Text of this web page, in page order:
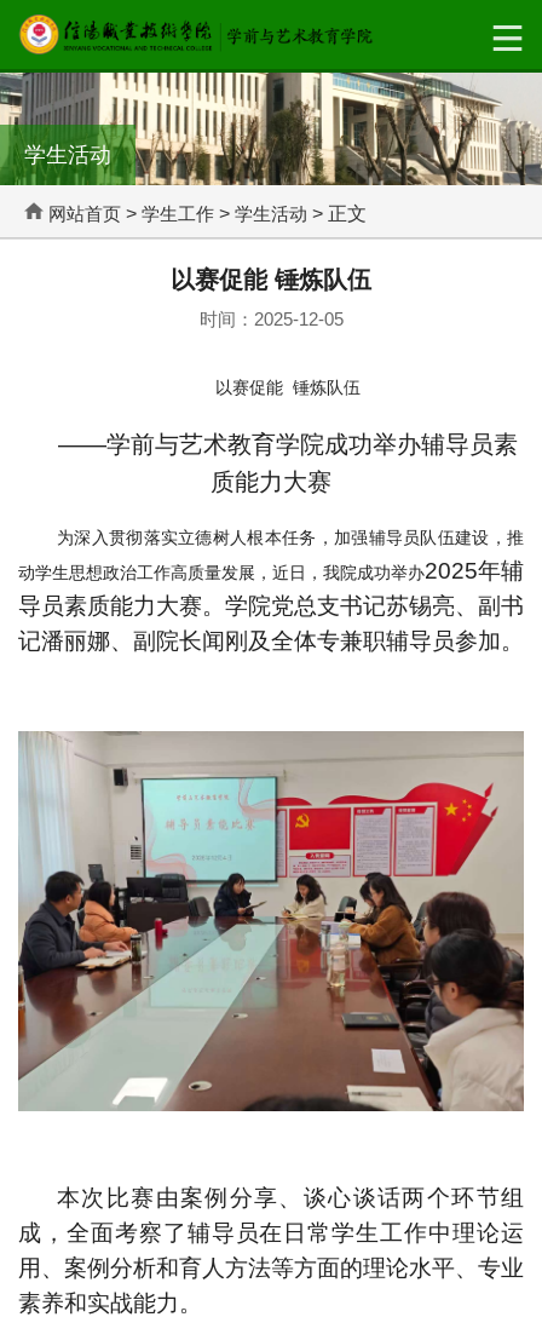
学生活动
网站首页 > 学生工作 > 学生活动 > 正文
以赛促能 锤炼队伍
时间：2025-12-05
以赛促能 锤炼队伍
——学前与艺术教育学院成功举办辅导员素
质能力大赛
为深入贯彻落实立德树人根本任务，加强辅导员队伍建设，推
动学生思想政治工作高质量发展，近日，我院成功举办2025年辅
导员素质能力大赛。学院党总支书记苏锡亮、副书
记潘丽娜、副院长闻刚 及全体专兼职辅导员参加。
本次比赛由案例分享、谈心谈话两个环节组
成，全面考察了辅导员在日常学生工作中理论运
用、案例分析和育人方法等方面的理论水平、专业
素养和实战能力。